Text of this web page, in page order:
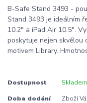
B-Safe Stand 3493 -
Stand 3493 je ideálním
10.2" a iPad Air 10.5".
poskytuje nejen skvělou
motivem Library.
Dostupnost
Doba dodání
Zboží